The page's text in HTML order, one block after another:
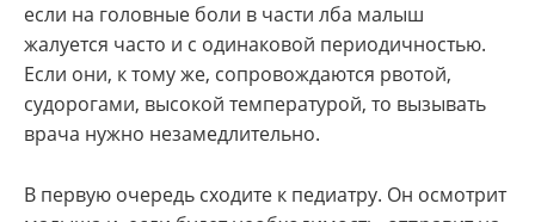
если на головные боли в части лба малыш
жалуется часто и с одинаковой периодичностью.
Если они, к тому же, сопровождаются рвотой,
судорогами, высокой температурой, то вызывать
врача нужно незамедлительно.
В первую очередь сходите к педиатру. Он осмотрит